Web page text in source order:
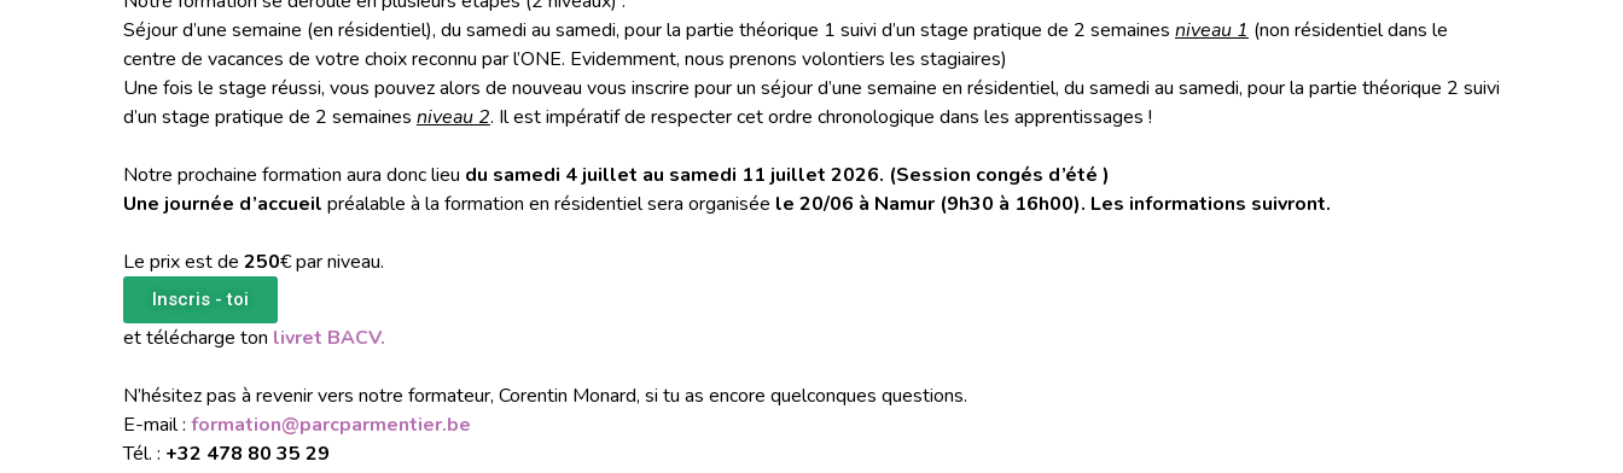
Séjour d’une semaine (en résidentiel), du samedi au samedi, pour la partie théorique 1 suivi d’un stage pratique de 2 semaines niveau 1 (non résidentiel dans le
centre de vacances de votre choix reconnu par l’ONE. Evidemment, nous prenons volontiers les stagiaires)
Une fois le stage réussi, vous pouvez alors de nouveau vous inscrire pour un séjour d’une semaine en résidentiel, du samedi au samedi, pour la partie théorique 2 suivi
d’un stage pratique de 2 semaines niveau 2. Il est impératif de respecter cet ordre chronologique dans les apprentissages !
Notre prochaine formation aura donc lieu du samedi 4 juillet au samedi 11 juillet 2026. (Session congés d’été )
Une journée d’accueil préalable à la formation en résidentiel sera organisée le 20/06 à Namur (9h30 à 16h00). Les informations suivront.
Le prix est de 250€ par niveau.
Inscris - toi
et télécharge ton livret BACV.
N’hésitez pas à revenir vers notre formateur, Corentin Monard, si tu as encore quelconques questions.
E-mail : formation@parcparmentier.be
Tél. : +32 478 80 35 29